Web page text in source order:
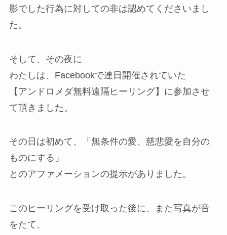
影でした行為に対しての非は認めてくださいまし
た。
そして、その夜に
わたしは、Facebookで連日開催されていた
【アンドロメダ無料遠隔ヒーリング】に参加させ
て頂きました。
その日は初めて、「無条件の愛、慈悲愛を自分の
ものにする」
とのアファメーションの提示がありました。
このヒーリングを受け取った後に、また写真が音
をたて、